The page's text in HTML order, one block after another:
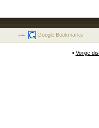
Google Bookmarks
« Vorige